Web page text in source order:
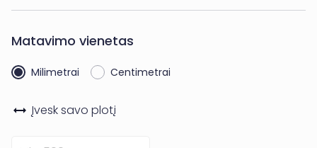
Matavimo vienetas
Milimetrai Centimetrai
Įvesk savo plotį